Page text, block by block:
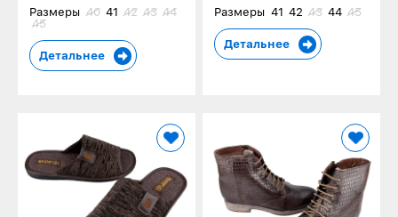
Размеры 40 41 42 43 44
45
Детальнее
Размеры 41 42 43 44 45
Детальнее